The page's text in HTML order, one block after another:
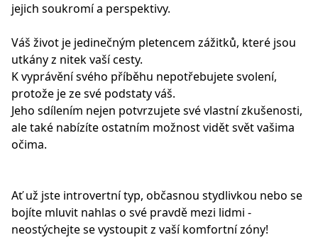
jejich soukromí a perspektivy.
Váš život je jedinečným pletencem zážitků, které jsou
utkány z nitek vaší cesty.
K vyprávění svého příběhu nepotřebujete svolení,
protože je ze své podstaty váš.
Jeho sdílením nejen potvrzujete své vlastní zkušenosti,
ale také nabízíte ostatním možnost vidět svět vašima
očima.
Ať už jste introvertní typ, občasnou stydlivkou nebo se
bojíte mluvit nahlas o své pravdě mezi lidmi -
neostýchejte se vystoupit z vaší komfortní zóny!